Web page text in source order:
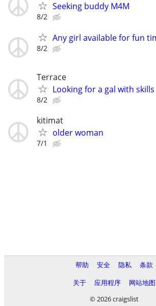
Seeking buddy M4M
8/2
Any girl available for fun
8/2
Terrace
Looking for a gal with skills
8/2
kitimat
older woman
7/1
帮助 安全 隐私
条款
关于
应用程序
网站地图
© 2026 craigslist